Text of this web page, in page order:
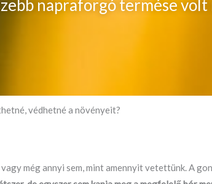
napraforgó termése
védhetné a növényeit?
még annyi sem, mint amennyit vetettünk. A